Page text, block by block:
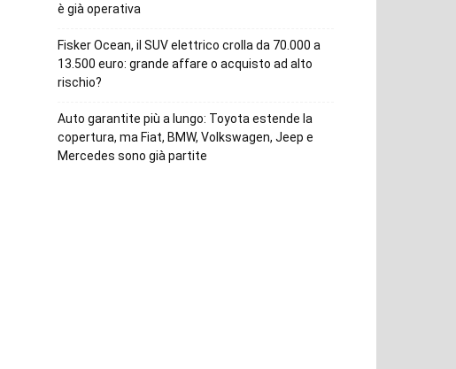
è già operativa
Fisker Ocean, il SUV elettrico crolla da 70.000 a
13.500 euro: grande affare o acquisto ad alto
rischio?
Auto garantite più a lungo: Toyota estende la
copertura, ma Fiat, BMW, Volkswagen, Jeep e
Mercedes sono già partite